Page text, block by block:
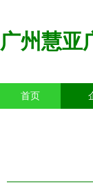
广州慧亚
首页